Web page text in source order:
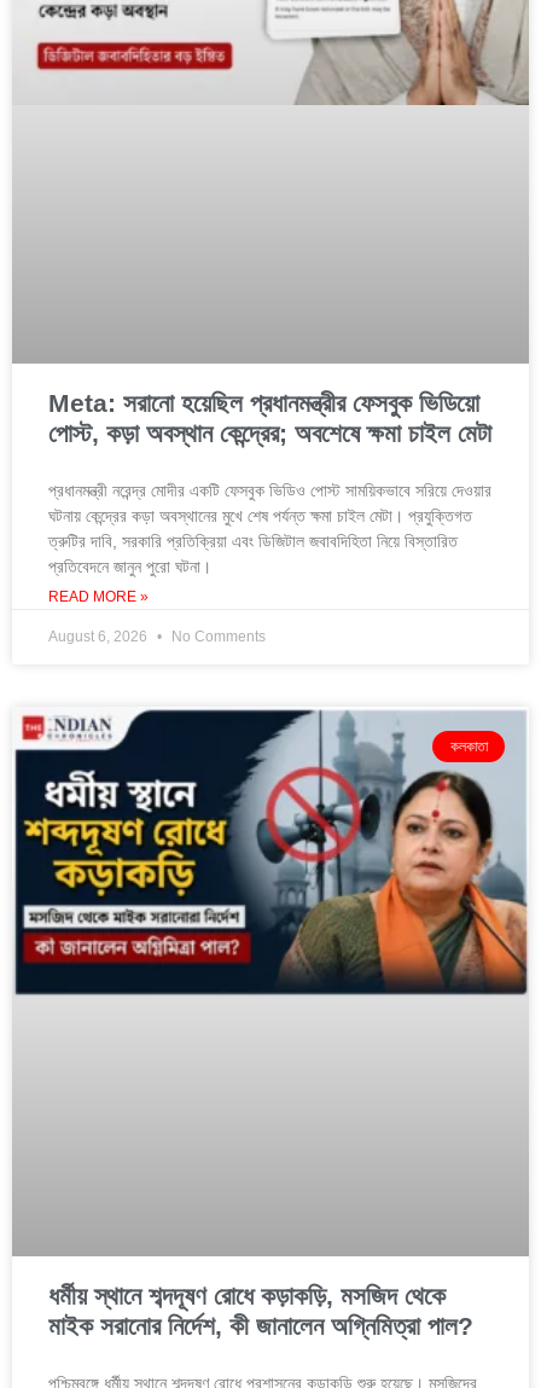
Meta: সরানো হয়েছিল প্রধানমন্ত্রীর ফেসবুক ভিডিয়ো
পোস্ট, কড়া অবস্থান কেন্দ্রের; অবশেষে ক্ষমা চাইল মেটা
প্রধানমন্ত্রী নরেন্দ্র মোদীর একটি ফেসবুক ভিডিও পোস্ট সাময়িকভাবে সরিয়ে দেওয়ার
ঘটনায় কেন্দ্রের কড়া অবস্থানের মুখে শেষ পর্যন্ত ক্ষমা চাইল মেটা। প্রযুক্তিগত
ত্রুটির দাবি, সরকারি প্রতিক্রিয়া এবং ডিজিটাল জবাবদিহিতা নিয়ে বিস্তারিত
প্রতিবেদনে জানুন পুরো ঘটনা।
READ MORE »
August 6, 2026 No Comments
কলকাতা
ধর্মীয় স্থানে শব্দদূষণ রোধে কড়াকড়ি, মসজিদ থেকে
মাইক সরানোর নির্দেশ, কী জানালেন অগ্নিমিত্রা পাল?
পশ্চিমবঙ্গে ধর্মীয় স্থানে শব্দদূষণ রোধে প্রশাসনের কড়াকড়ি শুরু হয়েছে। মসজিদের